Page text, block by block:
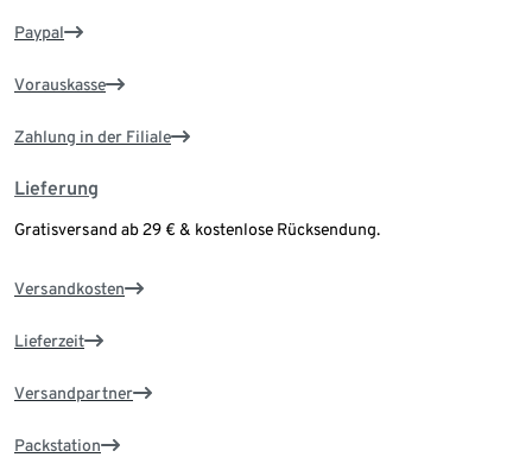
Paypal
Vorauskasse
Zahlung in der Filiale
Lieferung
Gratisversand ab 29 € & kostenlose Rücksendung.
Versandkosten
Lieferzeit
Versandpartner
Packstation